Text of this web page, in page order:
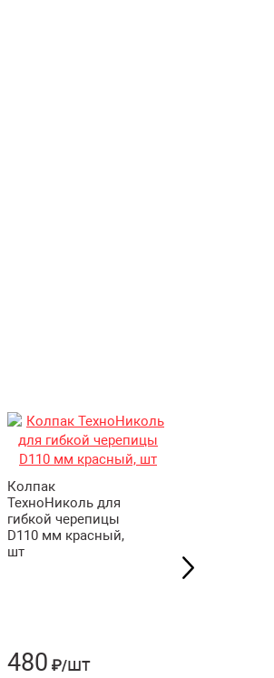
Колпак
ТехноНиколь для
гибкой черепицы
D110 мм красный,
шт
480 ₽/шт